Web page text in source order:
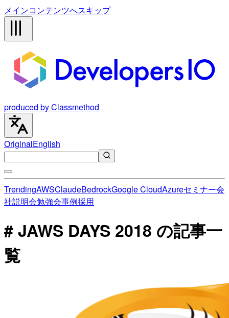
メインコンテンツへスキップ
produced by Classmethod
OriginalEnglish
TrendingAWSClaudeBedrockGoogle CloudAzureセミナー会
社説明会勉強会事例採用
# JAWS DAYS 2018 の記事一
覧